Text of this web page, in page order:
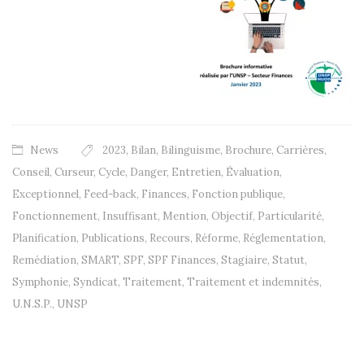
News 2023, Bilan, Bilinguisme, Brochure, Carrières,
Conseil, Curseur, Cycle, Danger, Entretien, Évaluation,
Exceptionnel, Feed-back, Finances, Fonction publique,
Fonctionnement, Insuffisant, Mention, Objectif, Particularité,
Planification, Publications, Recours, Réforme, Réglementation,
Remédiation, SMART, SPF, SPF Finances, Stagiaire, Statut,
Symphonie, Syndicat, Traitement, Traitement et indemnités,
U.N.S.P., UNSP